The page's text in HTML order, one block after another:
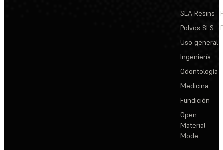
SLA Resins
Polvos SLS
Uso general
Ingeniería
Odontología
Medicina
Fundición
Open
Material
Mode